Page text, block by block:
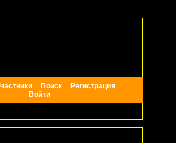
Поиск
Регистрация
Войти